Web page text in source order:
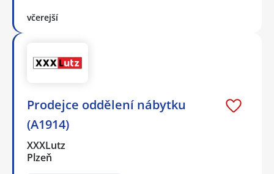
včerejší
Prodejce oddělení nábytku
(A1914)
XXXLutz
Plzeň